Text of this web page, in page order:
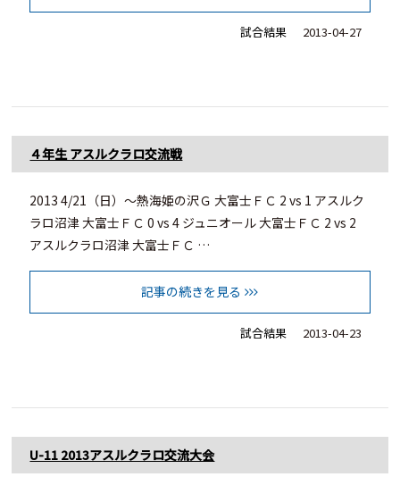
試合結果 2013-04-27
４年生 アスルクラロ交流戦
2013 4/21（日）～熱海姫の沢Ｇ 大富士ＦＣ 2 vs 1 アスルク
ラロ沼津 大富士ＦＣ 0 vs 4 ジュニオール 大富士ＦＣ 2 vs 2
アスルクラロ沼津 大富士ＦＣ …
記事の続きを見る
試合結果 2013-04-23
U-11 2013アスルクラロ交流大会